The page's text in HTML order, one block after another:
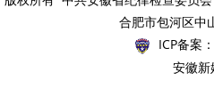
合肥市包河区中
ICP备案：
安徽新